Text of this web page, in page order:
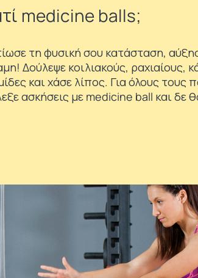
medicine balls;
τη φυσική σου κατάσταση,
Δούλεψε κοιλιακούς, ραχιαίους,
και χάσε λίπος. Για όλους τους
ασκήσεις με medicine ball και δε